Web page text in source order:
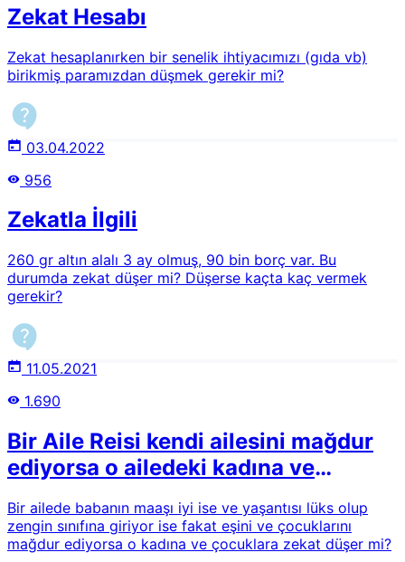
Zekat Hesabı
Zekat hesaplanırken bir senelik ihtiyacımızı (gıda vb)
birikmiş paramızdan düşmek gerekir mi?
03.04.2022
956
Zekatla İlgili
260 gr altın alalı 3 ay olmuş, 90 bin borç var. Bu
durumda zekat düşer mi? Düşerse kaçta kaç vermek
gerekir?
11.05.2021
1.690
Bir Aile Reisi kendi ailesini mağdur
ediyorsa o ailedeki kadına ve
Bir ailede babanın maaşı iyi ise ve yaşantısı lüks olup
zengin sınıfına giriyor ise fakat eşini ve çocuklarını
mağdur ediyorsa o kadına ve çocuklara zekat düşer mi?